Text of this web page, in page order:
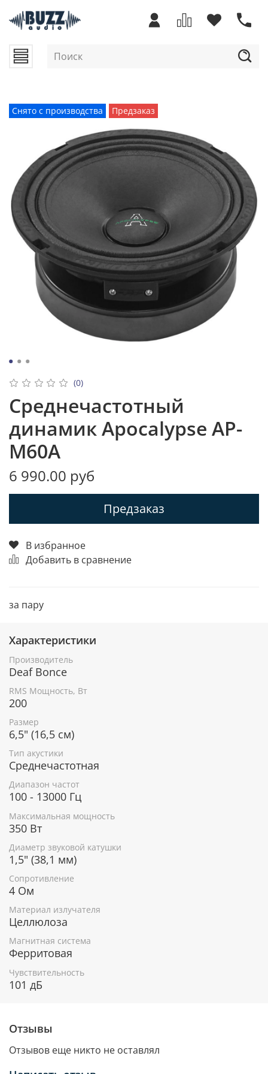
Снято с производства Предзаказ
(0)
Среднечастотный
динамик Apocalypse AP-
M60A
6 990.00 руб
Предзаказ
В избранное
Добавить в сравнение
за пару
Характеристики
Производитель
Deaf Bonce
RMS Мощность, Вт
200
Размер
6,5" (16,5 см)
Тип акустики
Среднечастотная
Диапазон частот
100 - 13000 Гц
Максимальная мощность
350 Вт
Диаметр звуковой катушки
1,5" (38,1 мм)
Сопротивление
4 Ом
Материал излучателя
Целлюлоза
Магнитная система
Ферритовая
Чувствительность
101 дБ
Отзывы
Отзывов еще никто не оставлял